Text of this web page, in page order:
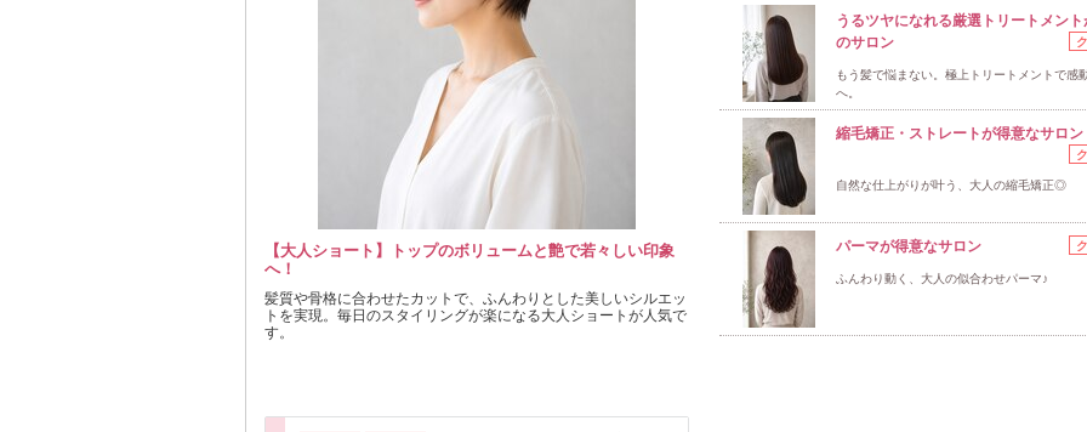
【大人ショート】トップのボリュームと艶で若々しい印象
へ！
髪質や骨格に合わせたカットで、ふんわりとした美しいシルエッ
トを実現。毎日のスタイリングが楽になる大人ショートが人気で
す。
うるツヤになれる厳選トリートメント
のサロン
もう髪で悩まない。極上トリートメントで感
へ。
縮毛矯正・ストレートが得意なサロン
自然な仕上がりが叶う、大人の縮毛矯正◎
パーマが得意なサロン
ふんわり動く、大人の似合わせパーマ♪